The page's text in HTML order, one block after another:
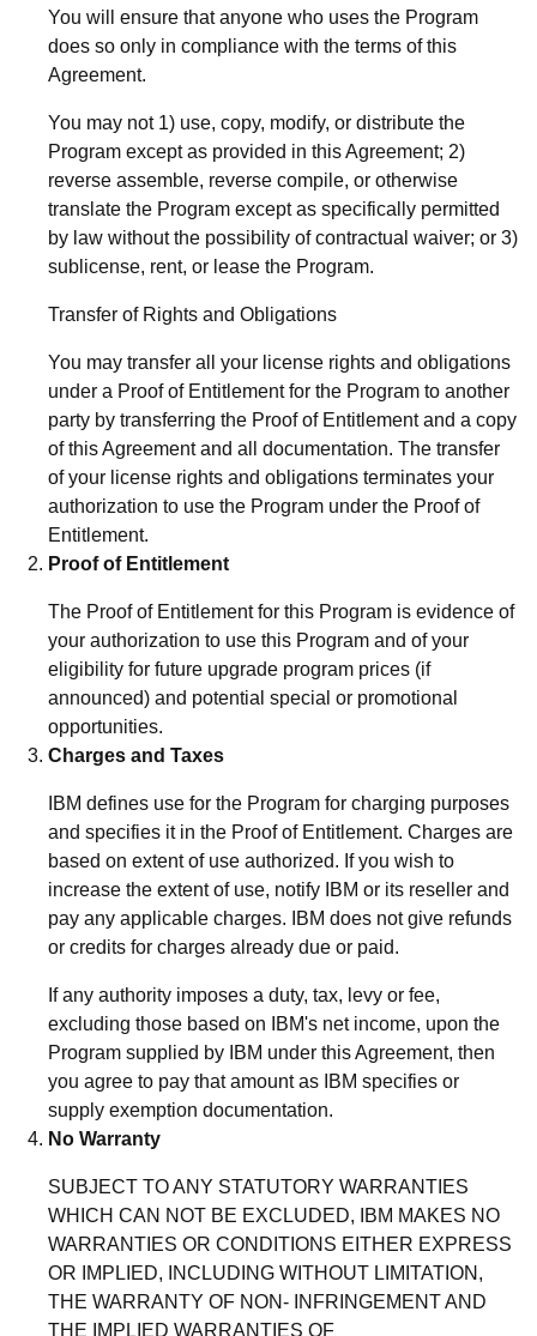
You will ensure that anyone who uses the Program
does so only in compliance with the terms of this
Agreement.
You may not 1) use, copy, modify, or distribute the
Program except as provided in this Agreement; 2)
reverse assemble, reverse compile, or otherwise
translate the Program except as specifically permitted
by law without the possibility of contractual waiver; or 3)
sublicense, rent, or lease the Program.
Transfer of Rights and Obligations
You may transfer all your license rights and obligations
under a Proof of Entitlement for the Program to another
party by transferring the Proof of Entitlement and a copy
of this Agreement and all documentation. The transfer
of your license rights and obligations terminates your
authorization to use the Program under the Proof of
Entitlement.
Proof of Entitlement
The Proof of Entitlement for this Program is evidence of
your authorization to use this Program and of your
eligibility for future upgrade program prices (if
announced) and potential special or promotional
opportunities.
Charges and Taxes
IBM defines use for the Program for charging purposes
and specifies it in the Proof of Entitlement. Charges are
based on extent of use authorized. If you wish to
increase the extent of use, notify IBM or its reseller and
pay any applicable charges. IBM does not give refunds
or credits for charges already due or paid.
If any authority imposes a duty, tax, levy or fee,
excluding those based on IBM's net income, upon the
Program supplied by IBM under this Agreement, then
you agree to pay that amount as IBM specifies or
supply exemption documentation.
No Warranty
SUBJECT TO ANY STATUTORY WARRANTIES
WHICH CAN NOT BE EXCLUDED, IBM MAKES NO
WARRANTIES OR CONDITIONS EITHER EXPRESS
OR IMPLIED, INCLUDING WITHOUT LIMITATION,
THE WARRANTY OF NON- INFRINGEMENT AND
THE IMPLIED WARRANTIES OF